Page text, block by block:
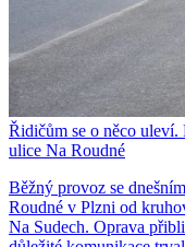
Řidičům se o něco uleví.
ulice Na Roudné
Běžný provoz se
Roudné v Plzni od
Na Sudech. Oprava